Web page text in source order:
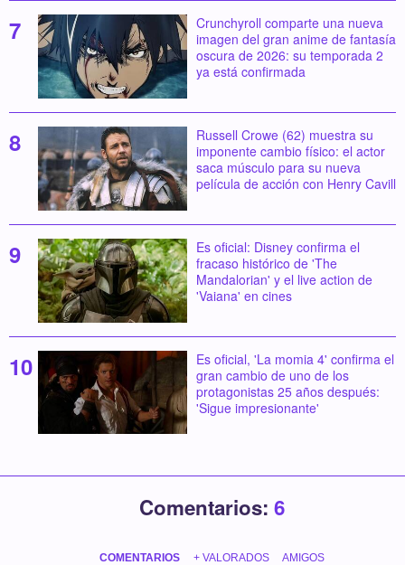
Crunchyroll comparte una nueva
imagen del gran anime de fantasía
oscura de 2026: su temporada 2
ya está confirmada
Russell Crowe (62) muestra su
imponente cambio físico: el actor
saca músculo para su nueva
película de acción con Henry Cavill
Es oficial: Disney confirma el
fracaso histórico de 'The
Mandalorian' y el live action de
'Vaiana' en cines
Es oficial, 'La momia 4' confirma el
gran cambio de uno de los
protagonistas 25 años después:
'Sigue impresionante'
Comentarios: 6
COMENTARIOS + VALORADOS AMIGOS